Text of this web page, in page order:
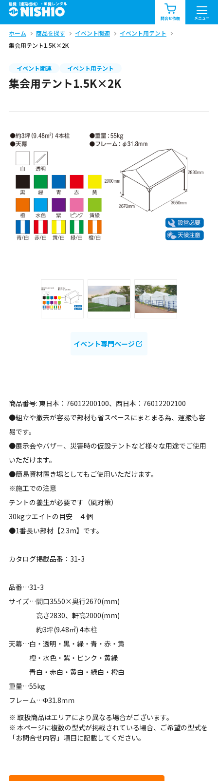
建機（建設機械）・重機レンタル
問合せ依頼 メニュー
商品一覧 お知らせ一覧
問合せ依頼リスト お問合せ
北海道 東北
九州・沖縄（外部）
ホーム 商品を探す イベント関連
イベント用テント
集会用テント1.5K×2K
イベント関連 イベント用テント
集会用テント1.5K×2K
イベント専門ページ
商品番号: 東日本：76012200100、西日本：76012202100
●組立や撤去が容易で部材も省スペースにまとまる為、運搬も容
易です。
●展示会やバザー、災害時の仮設テントなど様々な用途でご使用
いただけます。
●簡易資材置き場としてもご使用いただけます。
※施工での注意
テントの養生が必要です（風対策）
30kgウエイトの目安 ４個
●1番長い部材【2.3m】です。
カタログ掲載品番：31-3
品番…31-3
サイズ…間口3550×奥行2670(mm)
高さ2830、軒高2000(mm)
約3坪(9.48㎡) 4本柱
天幕…白・透明・黒・緑・青・赤・黄
橙・水色・紫・ピンク・黄緑
青白・赤白・黄白・緑白・橙白
重量…55kg
フレーム…Φ31.8ｍｍ
※ 取扱商品はエリアにより異なる場合がございます。
※ 本ページに複数の型式が掲載されている場合、ご希望の型式を
「お問合せ内容」項目に記載してください。